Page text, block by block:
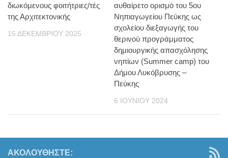
διωκόμενους φοιτήτριες/τές
της Αρχιτεκτονικής
15 ΔΕΚΕΜΒΡΊΟΥ 2025
αυθαίρετο ορισμό του 5ου
Νηπιαγωγείου Πεύκης ως
σχολείου διεξαγωγής του
θερινού προγράμματος
δημιουργικής απασχόλησης
νηπίων (Summer camp) του
Δήμου Λυκόβρυσης –
Πεύκης
6 ΙΟΥΝΊΟΥ 2024
ΑΚΟΛΟΥΘΉΣΤΕ: